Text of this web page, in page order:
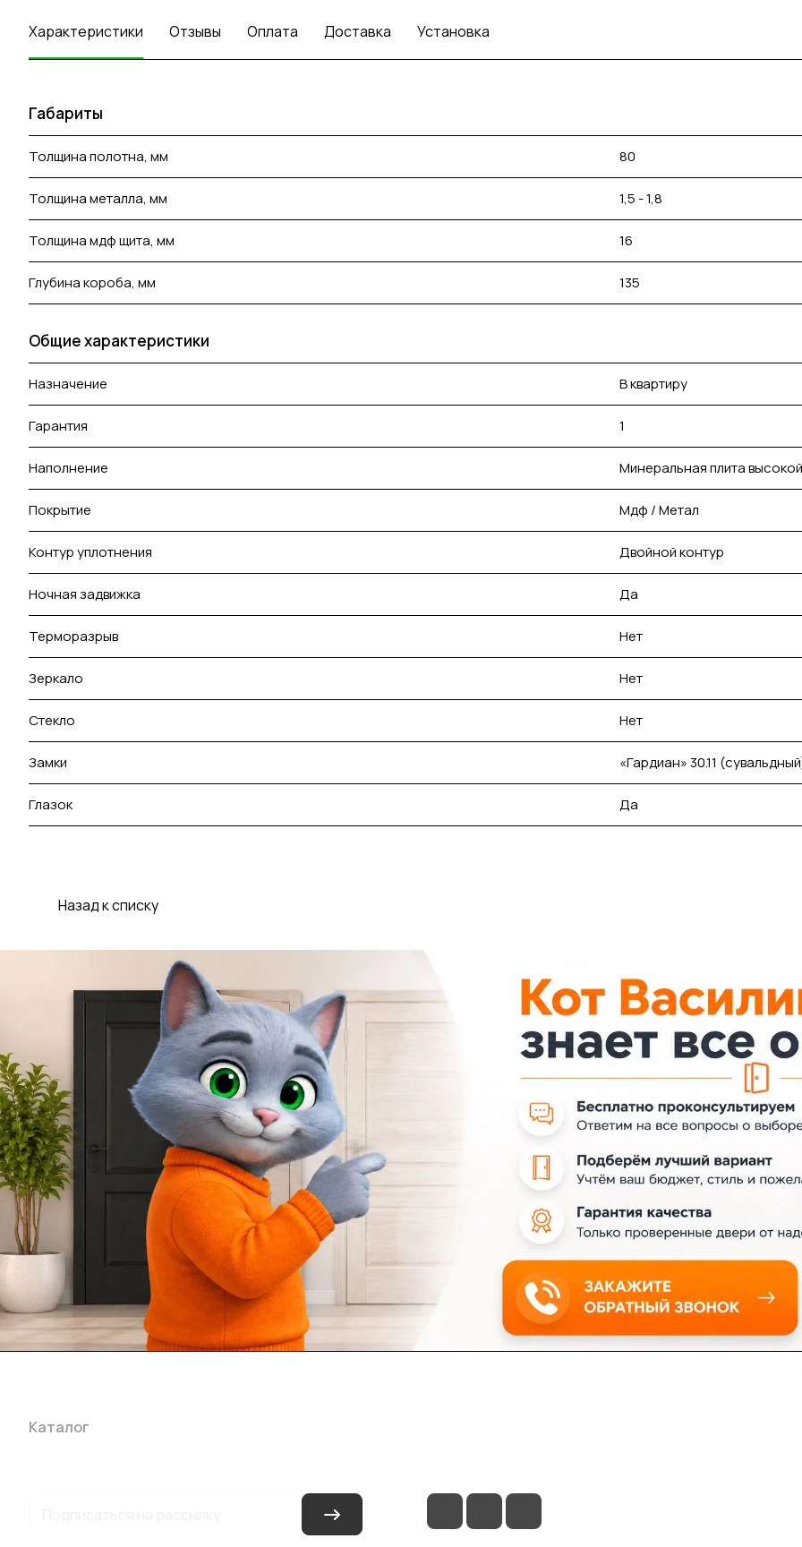
Характеристики Отзывы Оплата Доставка Установка
Габариты
Толщина полотна, мм 80
Толщина металла, мм 1,5 - 1,8
Толщина мдф щита, мм 16
Глубина короба, мм 135
Общие характеристики
Назначение В квартиру
Гарантия 1
Наполнение Минеральная плита
Покрытие Мдф / Метал
Контур уплотнения Двойной контур
Ночная задвижка Да
Терморазрыв Нет
Зеркало Нет
Стекло Нет
Замки «Гардиан» 30.11
Глазок Да
Назад к списку
Каталог